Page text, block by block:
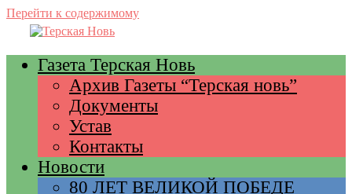
Перейти к содержимому
Газета Терская Новь
Архив Газеты “Терская новь”
Документы
Устав
Контакты
Новости
80 ЛЕТ ВЕЛИКОЙ ПОБЕДЕ